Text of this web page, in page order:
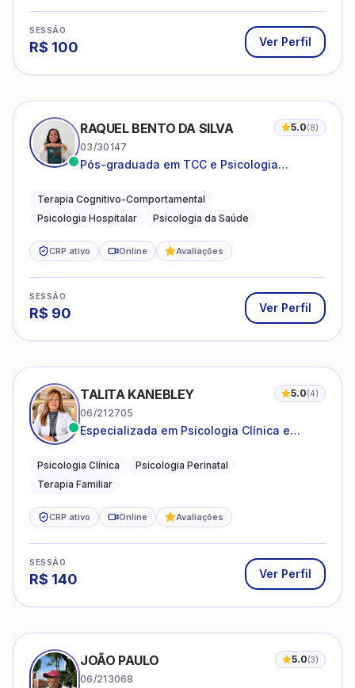
SESSÃO
R$ 100 Ver Perfil
RAQUEL BENTO DA SILVA 5.0(8)
03/30147
Pós-graduada em TCC e Psicologia
Terapia Cognitivo-Comportamental
Psicologia Hospitalar
Psicologia da Saúde
CRP ativo Online Avaliações
SESSÃO
R$ 90 Ver Perfil
TALITA KANEBLEY 5.0(4)
06/212705
Especializada em Psicologia Clínica e
famílias
Psicologia Clínica
Psicologia Perinatal
Terapia Familiar
CRP ativo Online Avaliações
SESSÃO
R$ 140 Ver Perfil
JOÃO PAULO 5.0(3)
06/213068